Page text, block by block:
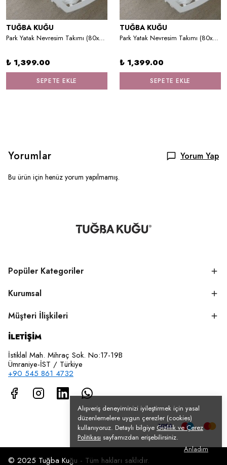
Alışveriş deneyiminizi iyileştirmek için yasal
düzenlemelere uygun çerezler (cookies)
kullanıyoruz. Detaylı bilgiye Gizlilik ve Çerez
Politikası sayfamızdan erişebilirsiniz.
Anladım
TUĞBA KUĞU
Park Yatak Nevresim Takımı (80x120) - Blue Royal Series - F Harfi
₺ 1,399.00
SEPETE EKLE
TUĞBA KUĞU
Park Yatak Nevresim Takımı (80x120) - Pure Baby Serisi - Sevimli Kaptan ve Miço
₺ 1,399.00
SEPETE EKLE
Yorumlar Yorum Yap
Bu ürün için henüz yorum yapılmamış.
Popüler Kategoriler
Kurumsal
Müşteri İlişkileri
İLETİŞİM
İstiklal Mah. Mihraç Sok. No:17-19B
Ümraniye-İST / Türkiye
+90 545 861 4732
© 2025 Tuğba Kuğu - Tüm hakları saklıdır.